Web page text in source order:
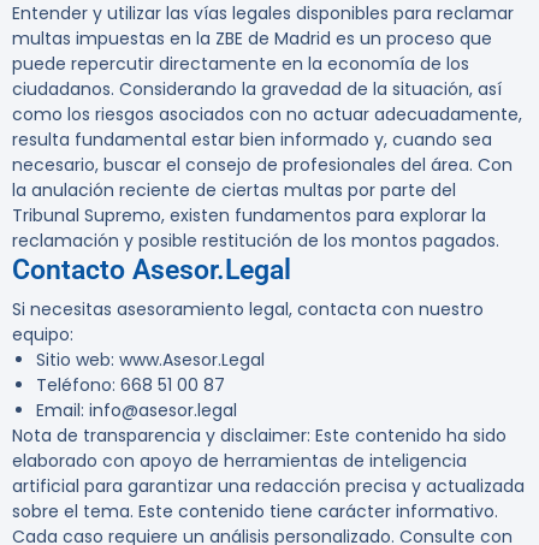
Entender y utilizar las vías legales disponibles para reclamar
multas impuestas en la ZBE de Madrid es un proceso que
puede repercutir directamente en la economía de los
ciudadanos. Considerando la gravedad de la situación, así
como los riesgos asociados con no actuar adecuadamente,
resulta fundamental estar bien informado y, cuando sea
necesario, buscar el consejo de profesionales del área. Con
la anulación reciente de ciertas multas por parte del
Tribunal Supremo, existen fundamentos para explorar la
reclamación y posible restitución de los montos pagados.
Contacto Asesor.Legal
Si necesitas asesoramiento legal, contacta con nuestro
equipo:
Sitio web: www.Asesor.Legal
Teléfono: 668 51 00 87
Email: info@asesor.legal
Nota de transparencia y disclaimer: Este contenido ha sido
elaborado con apoyo de herramientas de inteligencia
artificial para garantizar una redacción precisa y actualizada
sobre el tema. Este contenido tiene carácter informativo.
Cada caso requiere un análisis personalizado. Consulte con